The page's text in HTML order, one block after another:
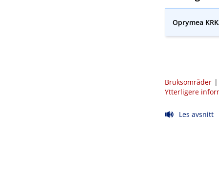
Oprymea
Bruksområder
Ytterligere
Les avsnitt